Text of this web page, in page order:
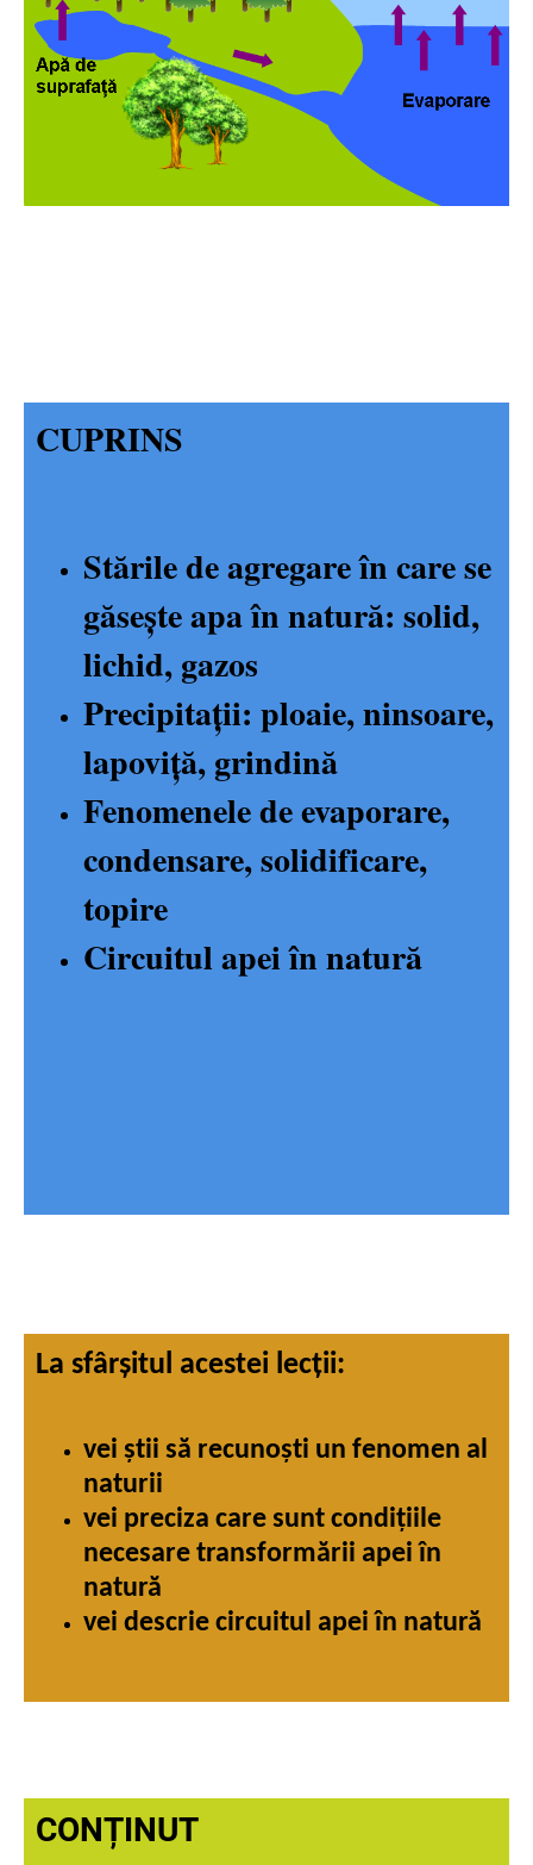
CUPRINS
Stările de agregare în care se
găsește apa în natură: solid,
lichid, gazos
Precipitații: ploaie, ninsoare,
lapoviță, grindină
Fenomenele de evaporare,
condensare, solidificare,
topire
Circuitul apei în natură
La sfârșitul acestei lecții:
vei știi să recunoști un fenomen al
naturii
vei preciza care sunt condițiile
necesare transformării apei în
natură
vei descrie circuitul apei în natură
CONȚINUT